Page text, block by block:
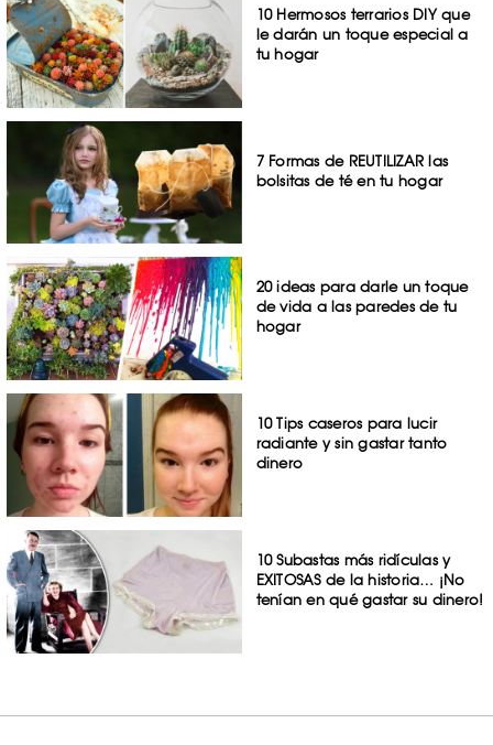
10 Hermosos terrarios DIY que
le darán un toque especial a
tu hogar
7 Formas de REUTILIZAR las
bolsitas de té en tu hogar
20 ideas para darle un toque
de vida a las paredes de tu
hogar
10 Tips caseros para lucir
radiante y sin gastar tanto
dinero
10 Subastas más ridículas y
EXITOSAS de la historia… ¡No
tenían en qué gastar su dinero!